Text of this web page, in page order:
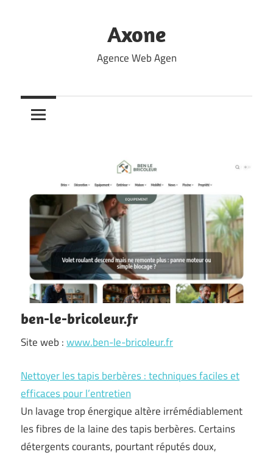
Axone
Agence Web Agen
ben-le-bricoleur.fr
Site web :www.ben-le-bricoleur.fr
Nettoyer les tapis berbères : techniques faciles et
efficaces pour l’entretien
Un lavage trop énergique altère irrémédiablement
les fibres de la laine des tapis berbères. Certains
détergents courants, pourtant réputés doux,